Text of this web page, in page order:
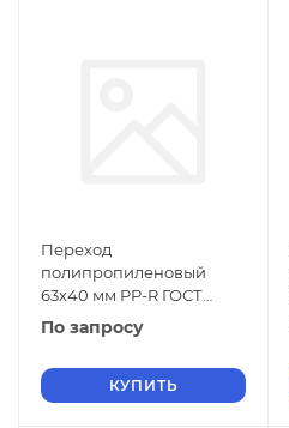
Переход
полипропиленовый
63х40 мм PP-R ГОСТ
32415-2013
По запросу
КУПИТЬ